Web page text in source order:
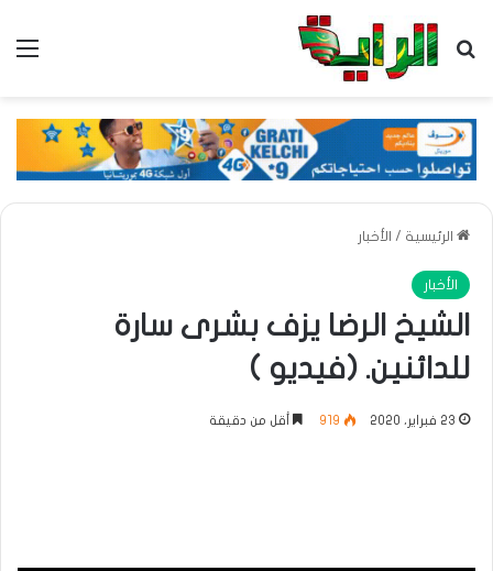
بحث عن
الرئيسية / الأخبار
الأخبار
الشيخ الرضا يزف بشرى سارة
للدائنين. (فيديو )
23 فبراير، 2020 919 أقل من دقيقة